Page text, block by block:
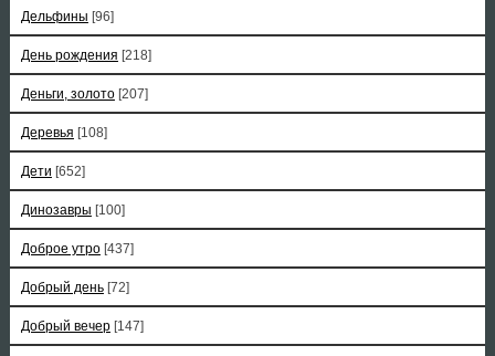
Дельфины [96]
День рождения [218]
Деньги, золото [207]
Деревья [108]
Дети [652]
Динозавры [100]
Доброе утро [437]
Добрый день [72]
Добрый вечер [147]